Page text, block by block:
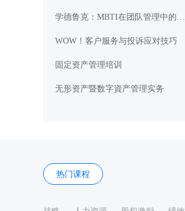
学德鲁克：MBTI在团队管理中的应用(测评认知篇)
WOW！客户服务与投诉应对技巧
固定资产管理培训
无形资产暨数字資产管理实务
热门课程